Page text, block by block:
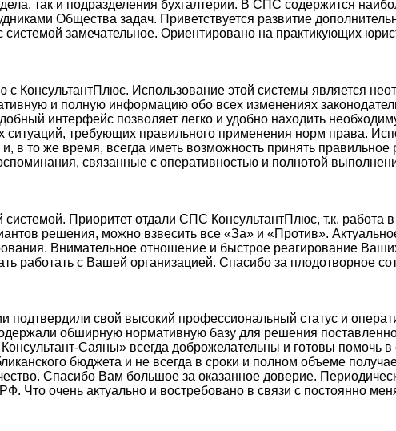
так и подразделения бухгалтерии. В СПС содержится
Общества задач. Приветствуется развитие
замечательное. Ориентировано на практикующих
КонсультантПлюс. Использование этой системы является
и полную информацию обо всех изменениях
интерфейс позволяет легко и удобно находить
требующих правильного применения норм права.
и, в то же время, всегда иметь возможность принять
связанные с оперативностью и полнотой
Приоритет отдали СПС КонсультантПлюс, т.к. работа
решения, можно взвесить все «За» и «Против».
Внимательное отношение и быстрое реагирование
работать с Вашей организацией. Спасибо за плодотворное
подтвердили свой высокий профессиональный статус и
обширную нормативную базу для решения
Саяны» всегда доброжелательны и готовы помочь
бюджета и не всегда в сроки и полном объеме
Спасибо Вам большое за оказанное доверие.
Что очень актуально и востребовано в связи с постоянно